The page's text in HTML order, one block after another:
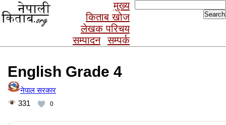
मुख्य
किताब खोज
लेखक परिचय
सम्पादन
सम्पर्क
for:
English Grade 4
नेपाल सरकार
331
0